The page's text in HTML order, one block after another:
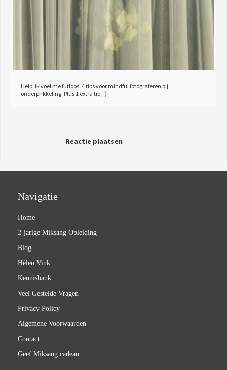
Help, ik voel me futloos! 4 tips voor mindful fotograferen bij
onderprikkeling. Plus 1 extra tip ;-)
Reactie plaatsen
Navigatie
Home
2-jarige Miksang Opleiding
Blog
Hèlen Vink
Kennisbank
Veel Gestelde Vragen
Privacy Policy
Algemene Voorwaarden
Contact
Geef Miksang cadeau